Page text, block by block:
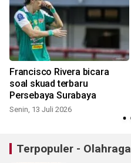
Francisco Rivera bicara
soal skuad terbaru
Persebaya Surabaya
Senin, 13 Juli 2026
Terpopuler - Olahraga